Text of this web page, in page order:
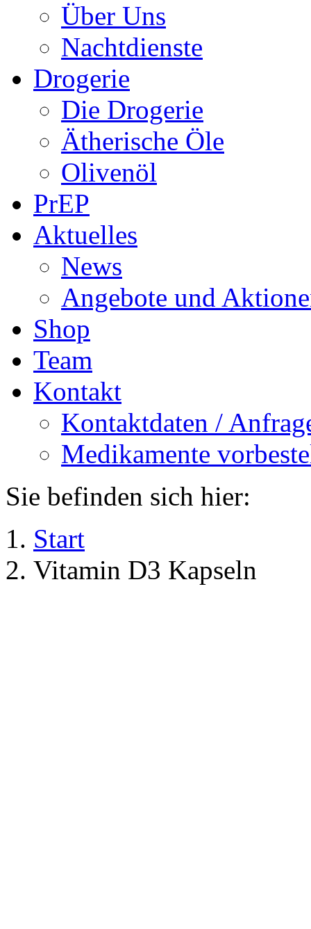
Über Uns
Nachtdienste
Drogerie
Die Drogerie
Ätherische Öle
Olivenöl
PrEP
Aktuelles
News
Angebote und
Shop
Team
Kontakt
Kontaktdaten /
Medikamente
Sie befinden sich hier:
Start
Vitamin D3 Kapseln